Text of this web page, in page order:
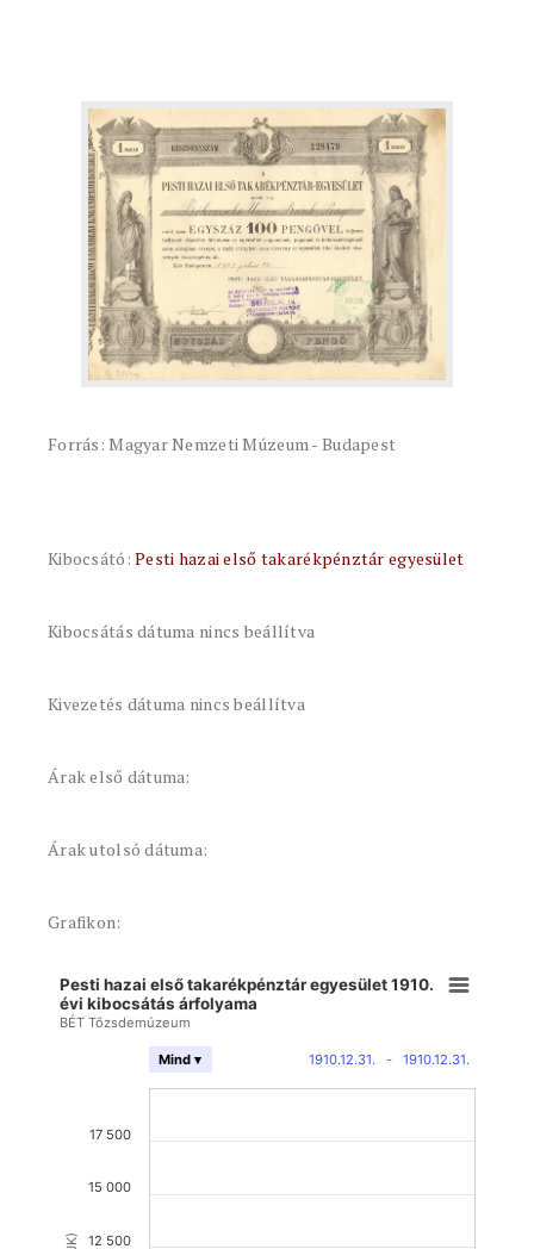
Forrás: Magyar Nemzeti Múzeum - Budapest
Kibocsátó:Pesti hazai első takarékpénztár egyesület
Kibocsátás dátuma nincs beállítva
Kivezetés dátuma nincs beállítva
Árak első dátuma:
Árak utolsó dátuma:
Grafikon:
Pesti hazai első takarékpénztár egyesület 1910.
évi kibocsátás árfolyama
BÉT Tőzsdemúzeum
1910.12.31. - 1910.12.31.
Mind ▾
12 500
15 000
17 500